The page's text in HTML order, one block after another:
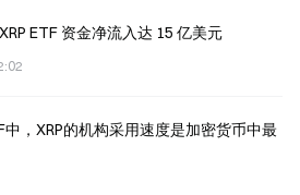
ETF 资金净流入达 15 亿美元
，XRP的机构采用速度是加密货币中最